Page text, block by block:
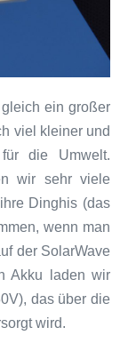
ein großer
viel kleiner und
die Umwelt.
wir sehr viele
Dinghis (das
wenn man
der SolarWave
Akku laden wir
das über die
wird.